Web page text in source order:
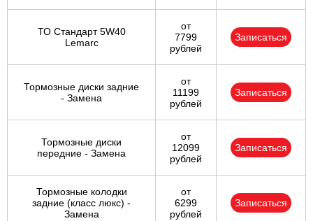
ТО Стандарт 5W40
Lemarc
от
7799
рублей
Записаться
Тормозные диски задние
- Замена
от
11199
рублей
Записаться
Тормозные диски
передние - Замена
от
12099
рублей
Записаться
Тормозные колодки
задние (класс люкс) -
Замена
от
6299
рублей
Записаться